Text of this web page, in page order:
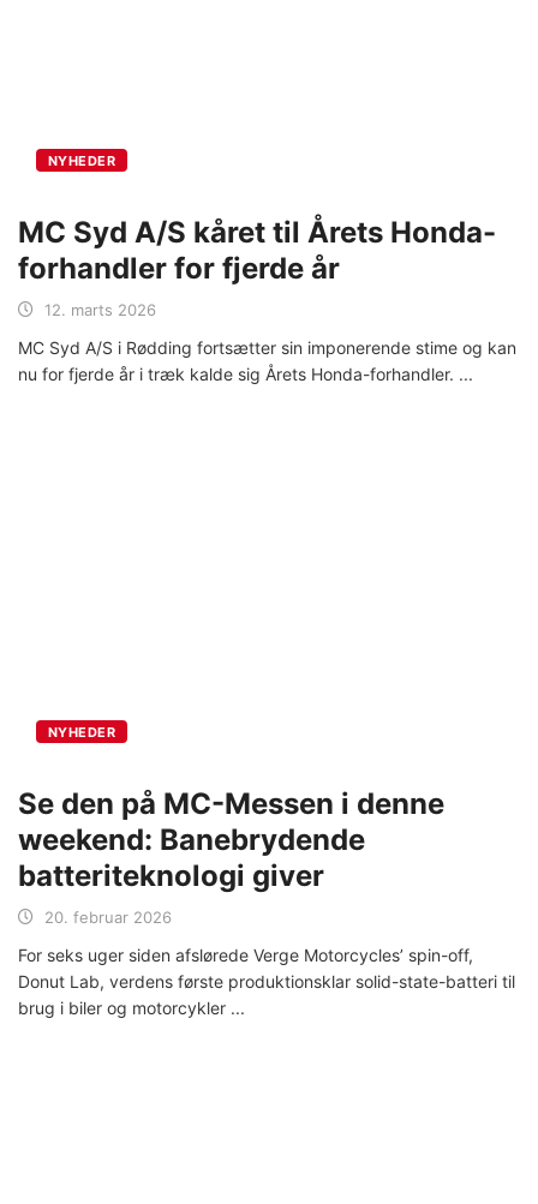
NYHEDER
MC Syd A/S kåret til Årets Honda-
forhandler for fjerde år
12. marts 2026
MC Syd A/S i Rødding fortsætter sin imponerende stime og kan
nu for fjerde år i træk kalde sig Årets Honda-forhandler.
NYHEDER
Se den på MC-Messen i denne
weekend: Banebrydende
batteriteknologi giver
20. februar 2026
For seks uger siden afslørede Verge Motorcycles’ spin-off,
Donut Lab, verdens første produktionsklar solid-state-batteri til
brug i biler og motorcykler